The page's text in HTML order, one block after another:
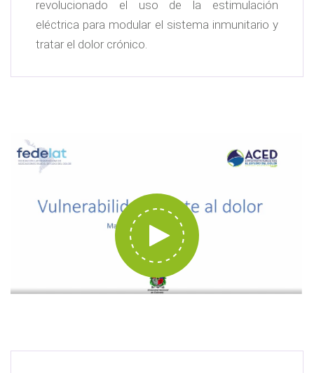
revolucionado el uso de la estimulación
eléctrica para modular el sistema inmunitario y
tratar el dolor crónico.